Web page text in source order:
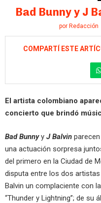
Bad Bunny y J
por Redacción
COMPARTÍ ESTE
El artista colombiano
concierto que brindó
Bad Bunnyy J Balvin
una actuación sorpresa
del primero en la Ciudad de
disputa entre los dos
Balvin un complaciente con
“Thunder y Lightning”; de su